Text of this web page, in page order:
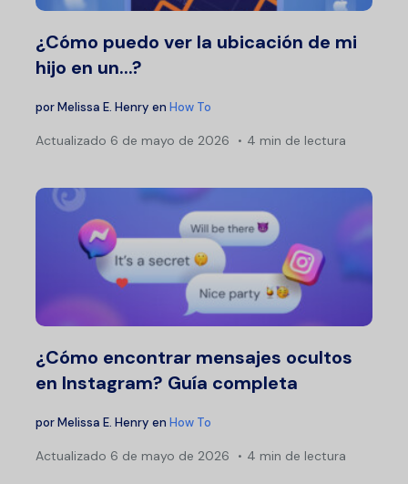
¿Cómo puedo ver la ubicación de mi
hijo en un...?
porMelissa E. Henry en How To
Actualizado 6 de mayo de 2026 4 min de lectura
¿Cómo encontrar mensajes ocultos
en Instagram? Guía completa
porMelissa E. Henry en How To
Actualizado 6 de mayo de 2026 4 min de lectura